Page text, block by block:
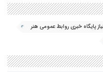
پایگاه خبری روابط عمومی هنر